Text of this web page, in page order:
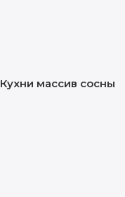
Кухни массив сосны